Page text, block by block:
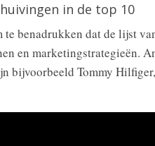
in de top 10
benadrukken dat de lijst
en marketingstrategieën.
bijvoorbeeld Tommy